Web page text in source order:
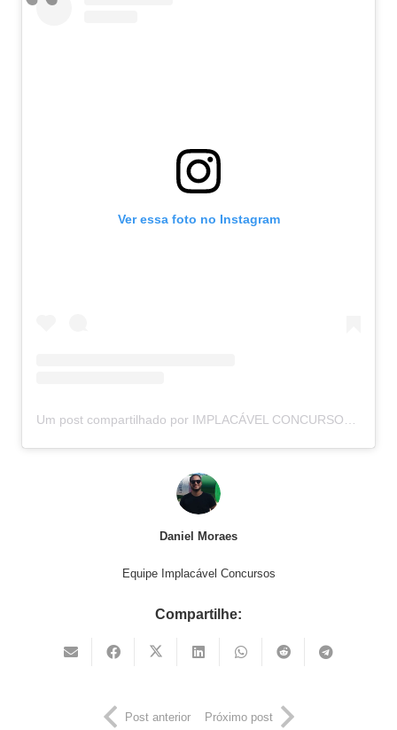
Ver essa foto no Instagram
Um post compartilhado por IMPLACÁVEL CONCURSOS (@implacavelconcursos)
Daniel Moraes
Equipe Implacável Concursos
Compartilhe:
Post anterior Próximo post